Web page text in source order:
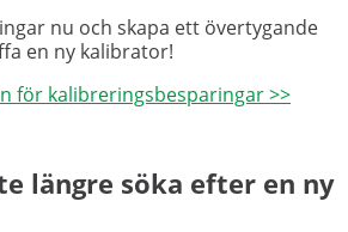
nu och skapa ett övertygande
en ny kalibrator!
för kalibreringsbesparingar >>
längre söka efter en ny